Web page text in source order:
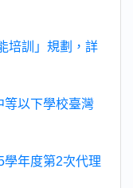
培訓」規劃，詳
等以下學校臺灣
年度第2次代理